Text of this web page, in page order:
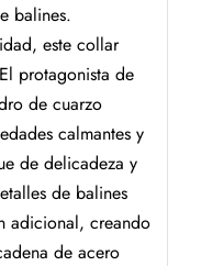
balines.
este collar
protagonista de
de cuarzo
calmantes y
de delicadeza y
de balines
adicional, creando
de acero